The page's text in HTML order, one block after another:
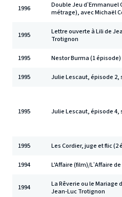
1996
Double Jeu d’Emmanuel
métrage), avec Michaël
1995
Lettre ouverte à Lili de
Trotignon
1995 Nestor Burma (1 épisode)
1995 Julie Lescaut, épisode 2,
1995 Julie Lescaut, épisode 4,
1995 Les Cordier, juge et flic (2
1994 L'Affaire (film)/L’Affaire
1994
La Rêverie ou le Mariage
Jean-Luc Trotignon